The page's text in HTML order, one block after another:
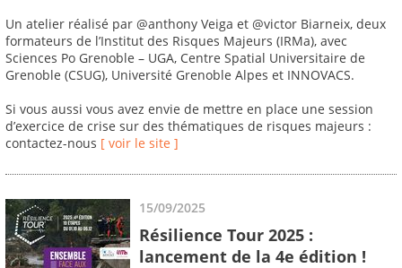
Un atelier réalisé par @anthony Veiga et @victor Biarneix, deux
formateurs de l’Institut des Risques Majeurs (IRMa), avec
Sciences Po Grenoble – UGA, Centre Spatial Universitaire de
Grenoble (CSUG), Université Grenoble Alpes et INNOVACS.
Si vous aussi vous avez envie de mettre en place une session
d’exercice de crise sur des thématiques de risques majeurs :
contactez-nous [ voir le site ]
15/09/2025
Résilience Tour 2025 :
lancement de la 4e édition !